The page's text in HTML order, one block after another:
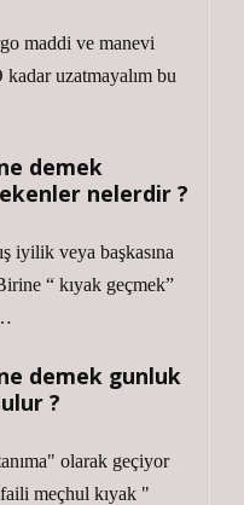
maddi ve manevi
uzatmayalım bu
demek
nelerdir ?
iyilik veya başkasına
“ kıyak geçmek”
demek gunluk
?
olarak geçiyor
meçhul kıyak "